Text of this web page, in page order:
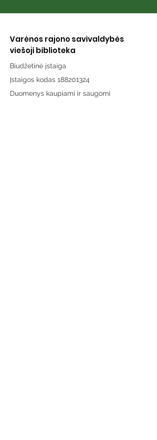
Varėnos rajono savivaldybės
viešoji biblioteka
Biudžetinė įstaiga
Įstaigos kodas 188201324
Duomenys kaupiami ir saugomi